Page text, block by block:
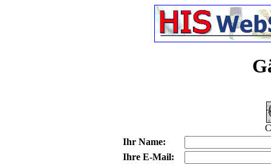
Ihr Name:
Ihre E-Mail: